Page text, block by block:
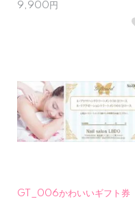
9,900円
GT_006かわいいギフト券